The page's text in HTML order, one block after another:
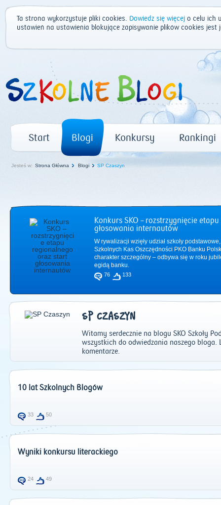
Ta strona wykorzystuje pliki cookies. Dowiedz się więcej o celu ich
ustawień na ustawienia blokujące zapisywanie plików cookies
Start Blogi Konkursy Rankingi
Jesteś w: Strona Główna Blogi SP Czaszyn
Konkurs SKO – rozstrzygnięcie
głosowania internautów
W rywalizacji wzięły udział szkoły
Szkolnych Kas Oszczędności PKO Banku
charakter szczególny – odbywa się w roku
egidą banku.
76 133
SP CZASZYN
Witamy serdecznie na blogu SKO Szkoły
wszystkich do odwiedzania naszego bloga.
komentarze.
10 lat Szkolnych Blogów
33 50
Wyniki konkursu literackiego
24 49
2011| 2012|